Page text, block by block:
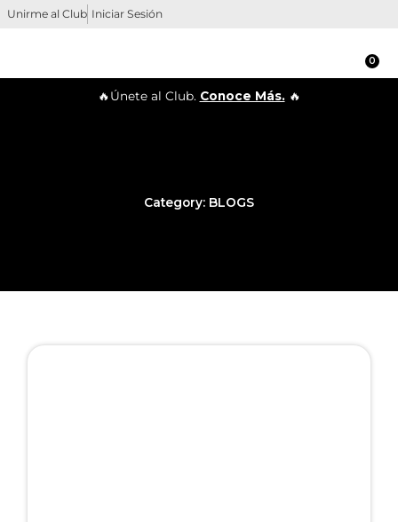
Unirme al Club Iniciar Sesión
0
🔥Únete al Club. Conoce Más.🔥
Category: BLOGS